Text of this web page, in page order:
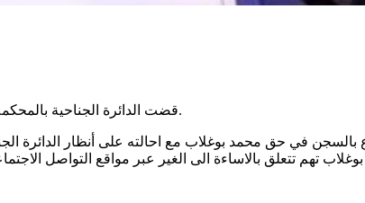
قضت الدائرة الجناحية بالمحكمة الابتدائية بتونس بالسجن مدة 6 أشهر في حق الاعلامي محمد بوغلاب.
بالسجن في حق محمد بوغلاب مع احالته على أنظار الدائرة